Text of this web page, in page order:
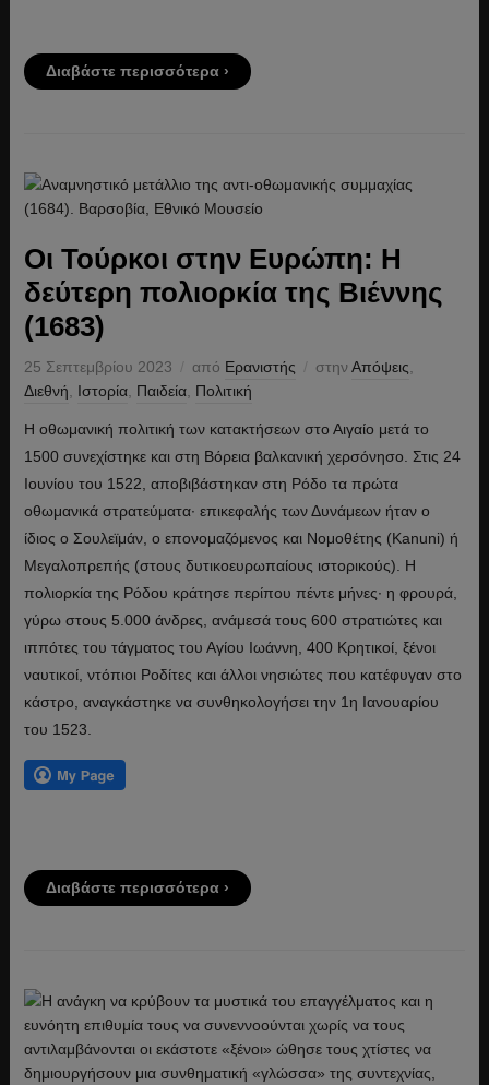
Διαβάστε περισσότερα ›
Οι Τούρκοι στην Ευρώπη: Η
δεύτερη πολιορκία της Βιέννης
(1683)
25 Σεπτεμβρίου 2023 από Ερανιστής στηνΑπόψεις
Διεθνή
Ιστορία, Παιδεία, Πολιτική
Η οθωμανική πολιτική των κατακτήσεων στο Αιγαίο μετά το
1500 συνεχίστηκε και στη Βόρεια βαλκανική χερσόνησο. Στις 24
Ιουνίου του 1522, αποβιβάστηκαν στη Ρόδο τα πρώτα
οθωμανικά στρατεύματα· επικεφαλής των Δυνάμεων ήταν ο
ίδιος ο Σουλεϊμάν, ο επονομαζόμενος και Νομοθέτης (Kanuni) ή
Μεγαλοπρεπής (στους δυτικοευρωπαίους ιστορικούς). Η
πολιορκία της Ρόδου κράτησε περίπου πέντε μήνες· η φρουρά,
γύρω στους 5.000 άνδρες, ανάμεσά τους 600 στρατιώτες και
ιππότες του τάγματος του Αγίου Ιωάννη, 400 Κρητικοί, ξένοι
ναυτικοί, ντόπιοι Ροδίτες και άλλοι νησιώτες που κατέφυγαν στο
κάστρο, αναγκάστηκε να συνθηκολογήσει την 1η Ιανουαρίου
του 1523.
Διαβάστε περισσότερα ›